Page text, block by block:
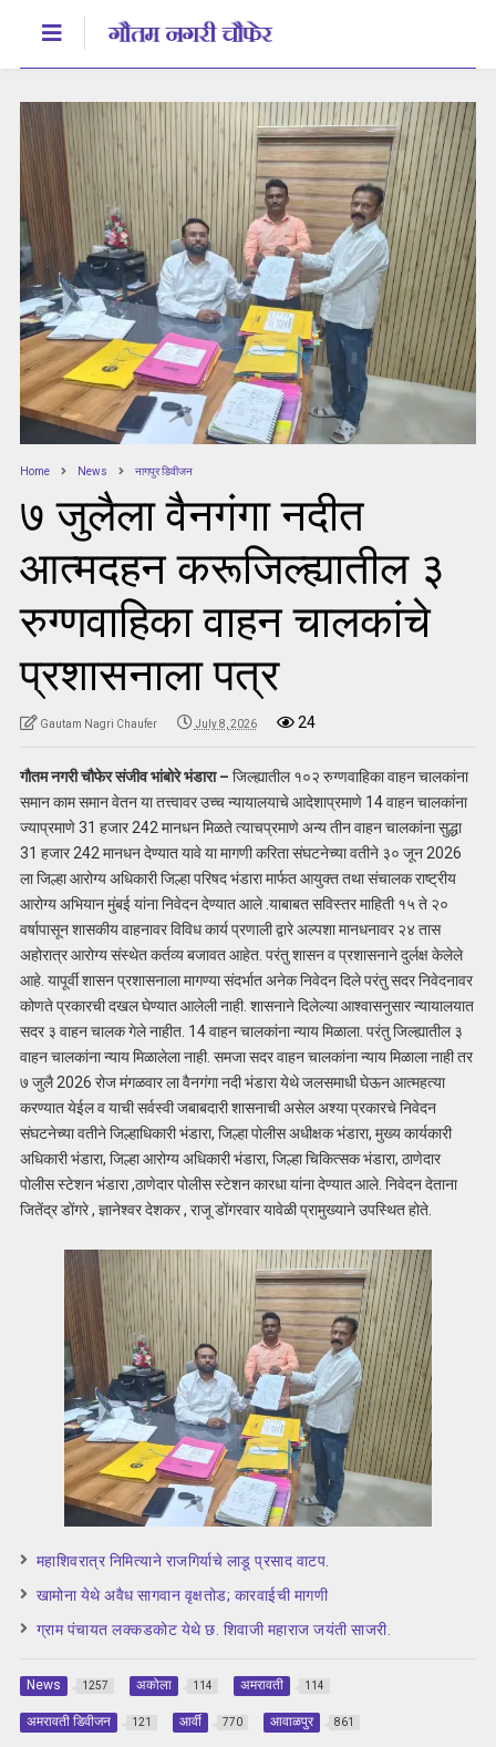
Home News नागपुर डिवीजन
७ जुलैला वैनगंगा नदीत
आत्मदहन करूजिल्ह्यातील ३
रुग्णवाहिका वाहन चालकांचे
प्रशासनाला पत्र
Gautam Nagri Chaufer July 8, 2026 24
गौतम नगरी चौफेर संजीव भांबोरे भंडारा – जिल्ह्यातील १०२ रुग्णवाहिका वाहन चालकांना
समान काम समान वेतन या तत्त्वावर उच्च न्यायालयाचे आदेशाप्रमाणे 14 वाहन चालकांना
ज्याप्रमाणे 31 हजार 242 मानधन मिळते त्याचप्रमाणे अन्य तीन वाहन चालकांना सुद्धा
31 हजार 242 मानधन देण्यात यावे या मागणी करिता संघटनेच्या वतीने ३० जून 2026
ला जिल्हा आरोग्य अधिकारी जिल्हा परिषद भंडारा मार्फत आयुक्त तथा संचालक राष्ट्रीय
आरोग्य अभियान मुंबई यांना निवेदन देण्यात आले .याबाबत सविस्तर माहिती १५ ते २०
वर्षापासून शासकीय वाहनावर विविध कार्य प्रणाली द्वारे अल्पशा मानधनावर २४ तास
अहोरात्र आरोग्य संस्थेत कर्तव्य बजावत आहेत. परंतु शासन व प्रशासनाने दुर्लक्ष केलेले
आहे. यापूर्वी शासन प्रशासनाला मागण्या संदर्भात अनेक निवेदन दिले परंतु सदर निवेदनावर
कोणते प्रकारची दखल घेण्यात आलेली नाही. शासनाने दिलेल्या आश्वासनुसार न्यायालयात
सदर ३ वाहन चालक गेले नाहीत. 14 वाहन चालकांना न्याय मिळाला. परंतु जिल्ह्यातील ३
वाहन चालकांना न्याय मिळालेला नाही. समजा सदर वाहन चालकांना न्याय मिळाला नाही तर
७ जुलै 2026 रोज मंगळवार ला वैनगंगा नदी भंडारा येथे जलसमाधी घेऊन आत्महत्या
करण्यात येईल व याची सर्वस्वी जबाबदारी शासनाची असेल अश्या प्रकारचे निवेदन
संघटनेच्या वतीने जिल्हाधिकारी भंडारा, जिल्हा पोलीस अधीक्षक भंडारा, मुख्य कार्यकारी
अधिकारी भंडारा, जिल्हा आरोग्य अधिकारी भंडारा, जिल्हा चिकित्सक भंडारा, ठाणेदार
पोलीस स्टेशन भंडारा ,ठाणेदार पोलीस स्टेशन कारधा यांना देण्यात आले. निवेदन देताना
जितेंद्र डोंगरे , ज्ञानेश्वर देशकर , राजू डोंगरवार यावेळी प्रामुख्याने उपस्थित होते.
महाशिवरात्र निमित्याने राजगिर्याचे लाडू प्रसाद वाटप.
खामोना येथे अवैध सागवान वृक्षतोड; कारवाईची मागणी
ग्राम पंचायत लक्कडकोट येथे छ. शिवाजी महाराज जयंती साजरी.
News 1257 अकोला 114 अमरावती 114
अमरावती डिवीजन 121 आर्वी 770 आवाळपुर 861